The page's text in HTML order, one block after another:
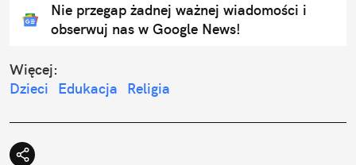
Nie przegap żadnej ważnej wiadomości i
obserwuj nas w Google News!
Więcej:
Dzieci
Edukacja Religia